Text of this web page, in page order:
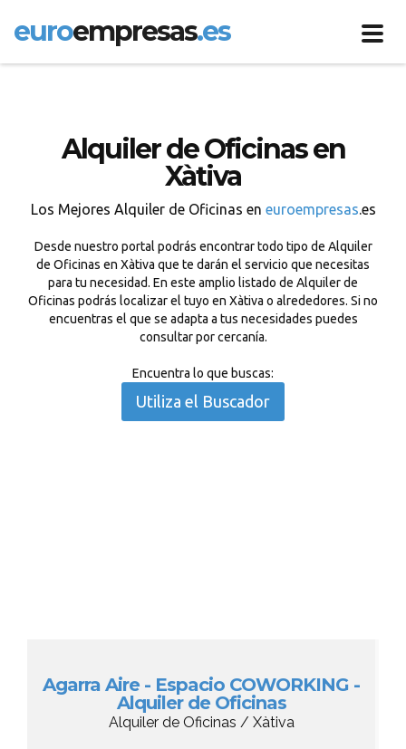
euroempresas.es
Alquiler de Oficinas en
Xàtiva
Los Mejores Alquiler de Oficinas en euroempresas.es
Desde nuestro portal podrás encontrar todo tipo de Alquiler
de Oficinas en Xàtiva que te darán el servicio que necesitas
para tu necesidad. En este amplio listado de Alquiler de
Oficinas podrás localizar el tuyo en Xàtiva o alrededores. Si no
encuentras el que se adapta a tus necesidades puedes
consultar por cercanía.
Encuentra lo que buscas:
Utiliza el Buscador
Agarra Aire - Espacio COWORKING -
Alquiler de Oficinas
Alquiler de Oficinas / Xàtiva